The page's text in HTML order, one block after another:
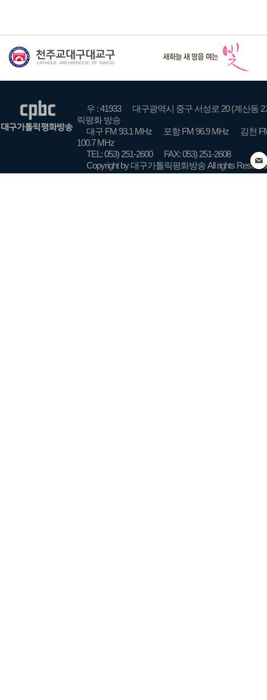
우 : 41933
대구광역시 중구 서성로 20 (계산동 2
릭평화 방송
대구 FM 93.1 MHz
포항 FM 96.9 MHz
김천
100.7 MHz
TEL: 053) 251-2600
FAX: 053) 251-2608
Copyright by 대구가톨릭평화방송 All rights